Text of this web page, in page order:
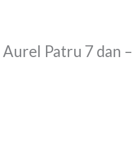
Patru 7 dan –